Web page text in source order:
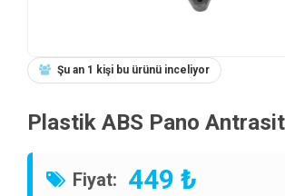
Şu an 1 kişi bu ürünü inceliyor
Plastik ABS Pano
Fiyat: 449 ₺